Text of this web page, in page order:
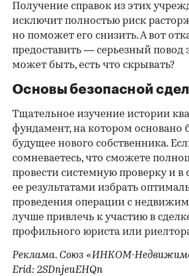
Получение справок из этих
исключит полностью риск
но поможет его снизить. А вот
предоставить — серьезный повод
может быть, есть что скрывать?
Основы безопасной
Тщательное изучение истории
фундамент, на котором основано
будущее нового собственника.
сомневаетесь, что сможете
провести системную проверку и в
ее результатами избрать
проведения операции с
лучше привлечь к участию в
профильного юриста или
Реклама. Союз «ИНКОМ-
Erid: 2SDnjeuEHQn